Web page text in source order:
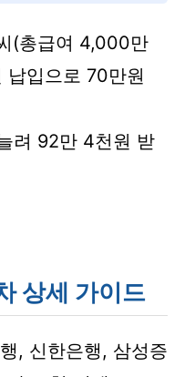
(총급여 4,000만
입으로 70만원
려 92만 4천원 받
상세 가이드
, 신한은행, 삼성증